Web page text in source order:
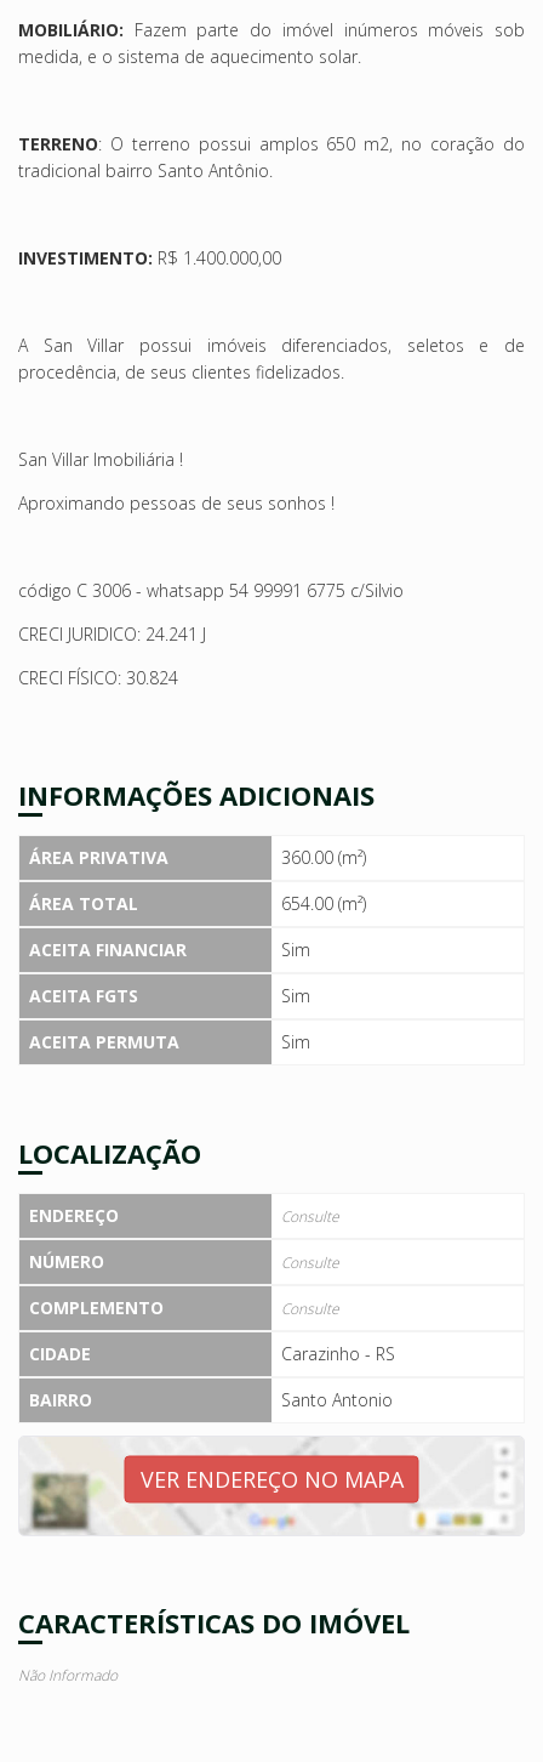
MOBILIÁRIO: Fazem parte do imóvel inúmeros móveis sob
medida, e o sistema de aquecimento solar.
TERRENO: O terreno possui amplos 650 m2, no coração do
tradicional bairro Santo Antônio.
INVESTIMENTO: R$ 1.400.000,00
A San Villar possui imóveis diferenciados, seletos e de
procedência, de seus clientes fidelizados.
San Villar Imobiliária !
Aproximando pessoas de seus sonhos !
código C 3006 - whatsapp 54 99991 6775 c/Silvio
CRECI JURIDICO: 24.241 J
CRECI FÍSICO: 30.824
INFORMAÇÕES ADICIONAIS
ÁREA PRIVATIVA
360.00 (m²)
ÁREA TOTAL
654.00 (m²)
ACEITA FINANCIAR
Sim
ACEITA FGTS
Sim
ACEITA PERMUTA
Sim
LOCALIZAÇÃO
ENDEREÇO Consulte
NÚMERO Consulte
COMPLEMENTO Consulte
CIDADE
Carazinho - RS
BAIRRO
Santo Antonio
VER ENDEREÇO NO MAPA
CARACTERÍSTICAS DO IMÓVEL
Não Informado